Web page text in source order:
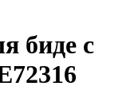
биде с